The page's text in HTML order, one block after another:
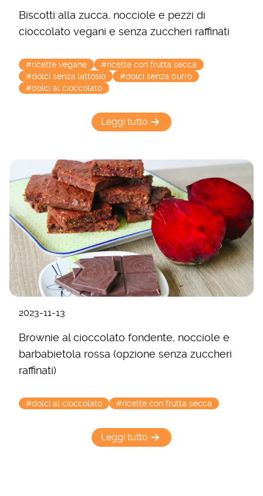
Biscotti alla zucca, nocciole e pezzi di
cioccolato vegani e senza zuccheri raffinati
#ricette vegane
#ricette con frutta secca
#dolci senza lattosio
#dolci senza burro
#dolci al cioccolato
Leggi tutto
2023-11-13
Brownie al cioccolato fondente, nocciole e
barbabietola rossa (opzione senza zuccheri
raffinati)
#dolci al cioccolato #ricette con frutta secca
Leggi tutto